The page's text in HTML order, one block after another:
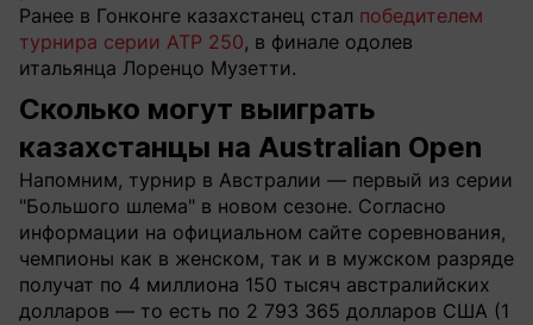
Ранее в Гонконге казахстанец стал победителем
турнира серии ATP 250, в финале одолев
итальянца Лоренцо Музетти.
Сколько могут выиграть
казахстанцы на Australian Open
Напомним, турнир в Австралии — первый из серии
"Большого шлема" в новом сезоне. Согласно
информации на официальном сайте соревнования,
чемпионы как в женском, так и в мужском разряде
получат по 4 миллиона 150 тысяч австралийских
долларов — то есть по 2 793 365 долларов США (1